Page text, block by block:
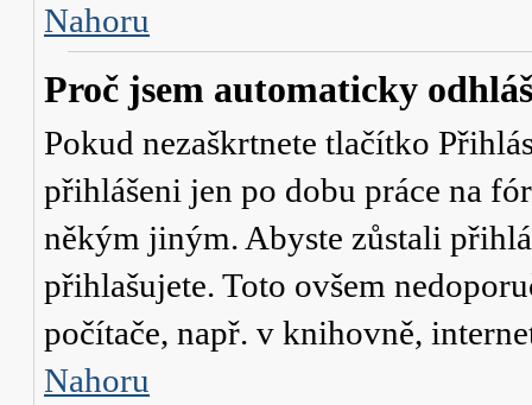
Nahoru
Proč jsem automaticky
Pokud nezaškrtnete tlačítko
přihlášeni jen po dobu práce na
někým jiným. Abyste zůstali
přihlašujete. Toto ovšem
počítače, např. v knihovně,
Nahoru